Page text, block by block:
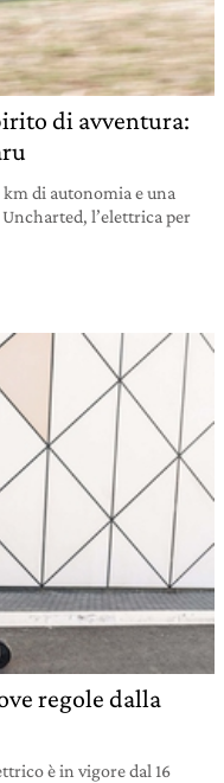
di avventura:
di autonomia e una
Uncharted, l’elettrica per
regole dalla
è in vigore dal 16